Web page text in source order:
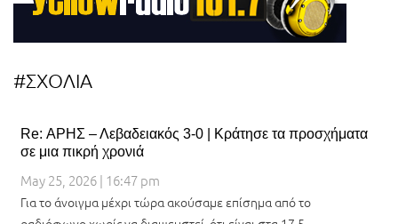
#ΣΧΟΛΙΑ
Re: ΑΡΗΣ – Λεβαδειακός 3-0 | Κράτησε τα προσχήματα
σε μια πικρή χρονιά
May 25, 2026 | 16:47 pm
Για το άνοιγμα μέχρι τώρα ακούσαμε επίσημα από το